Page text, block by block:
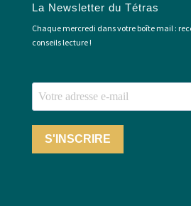
La Newsletter du Tétras
Chaque mercredi dans votre boîte mail :
conseils lecture !
S'INSCRIRE